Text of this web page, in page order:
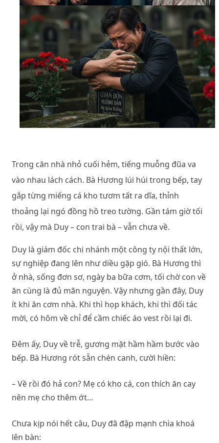
Trong căn nhà nhỏ cuối hẻm, tiếng muỗng đũa va
vào nhau lách cách. Bà Hương lúi húi trong bếp, tay
gắp từng miếng cá kho tươm tất ra dĩa, thỉnh
thoảng lại ngó đồng hồ treo tường. Gần tám giờ tối
rồi, vậy mà Duy – con trai bà – vẫn chưa về.
Duy là giám đốc chi nhánh một công ty nội thất lớn,
sự nghiệp đang lên như diều gặp gió. Bà Hương thì
ở nhà, sống đơn sơ, ngày ba bữa cơm, tối chờ con về
ăn cùng là đủ mãn nguyện. Vậy nhưng gần đây, Duy
ít khi ăn cơm nhà. Khi thì họp khách, khi thì đối tác
mời, có hôm về chỉ để cầm chiếc áo vest rồi lại đi.
Đêm ấy, Duy về trễ, gương mặt hầm hầm bước vào
bếp. Bà Hương rót sẵn chén canh, cười hiền:
– Về rồi đó hả con? Mẹ có kho cá, con thích ăn cay
nên mẹ cho thêm ớt…
Chưa kịp nói hết câu, Duy đã đập mạnh chìa khoá
lên bàn: